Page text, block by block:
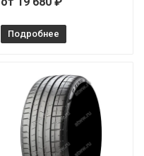
Подробнее